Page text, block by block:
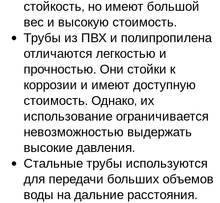
стойкость, но имеют большой
вес и высокую стоимость.
Трубы из ПВХ и полипропилена
отличаются легкостью и
прочностью. Они стойки к
коррозии и имеют доступную
стоимость. Однако, их
использование ограничивается
невозможностью выдержать
высокие давления.
Стальные трубы используются
для передачи больших объемов
воды на дальние расстояния.